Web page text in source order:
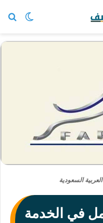
الوضع
السعودية
في الخدمة